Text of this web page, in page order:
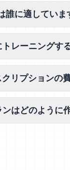
誰に適していま
レーニングす
リプションの
ンはどのように